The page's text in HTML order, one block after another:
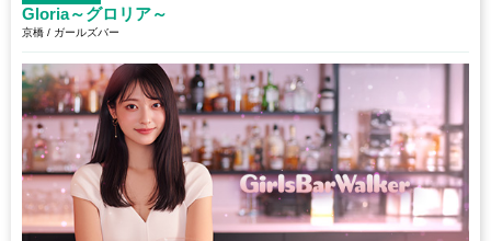
Gloria～グロリア～
京橋 / ガールズバー